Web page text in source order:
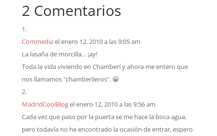
2 Comentarios
Commediael enero 12, 2010 a las 9:05 am
La lasaña de morcilla… ¡ay!
Toda la vida viviendo en Chamberí y ahora me entero que
nos llamamos "chamberileros". 😀
MadridCoolBlogel enero 12, 2010 a las 9:56 am
Cada vez que paso por la puerta se me hace la boca agua,
pero todavía no he encontrado la ocasión de entrar, espero